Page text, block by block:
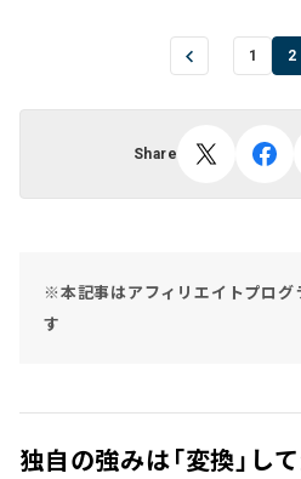
1 2
Share
※本記事はアフィリエイトプログ
す
独自の強みは「変換」し